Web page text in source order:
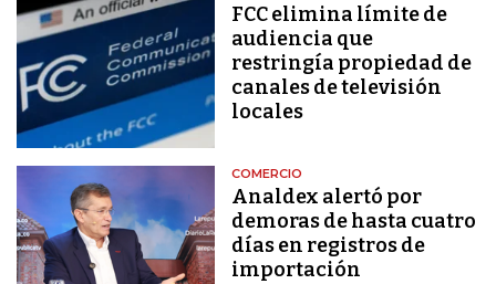
FCC elimina límite de
audiencia que
restringía propiedad de
canales de televisión
locales
COMERCIO
Analdex alertó por
demoras de hasta cuatro
días en registros de
importación